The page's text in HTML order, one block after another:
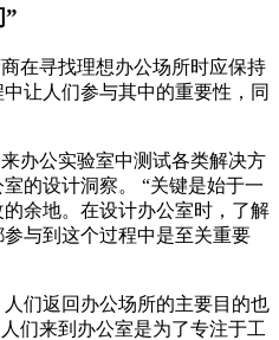
”
在寻找理想办公场所时应保持
让人们参与其中的重要性，同
办公实验室中测试各类解决方
室的设计洞察。 “关键是始于一
余地。在设计办公室时，了解
与到这个过程中是至关重要
们返回办公场所的主要目的也
们来到办公室是为了专注于工